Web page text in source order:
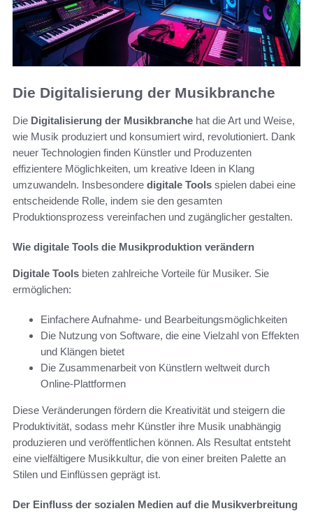
Die Digitalisierung der Musikbranche
Die Digitalisierung der Musikbranche hat die Art und Weise,
wie Musik produziert und konsumiert wird, revolutioniert. Dank
neuer Technologien finden Künstler und Produzenten
effizientere Möglichkeiten, um kreative Ideen in Klang
umzuwandeln. Insbesondere digitale Tools spielen dabei eine
entscheidende Rolle, indem sie den gesamten
Produktionsprozess vereinfachen und zugänglicher gestalten.
Wie digitale Tools die Musikproduktion verändern
Digitale Tools bieten zahlreiche Vorteile für Musiker. Sie
ermöglichen:
Einfachere Aufnahme- und Bearbeitungsmöglichkeiten
Die Nutzung von Software, die eine Vielzahl von Effekten
und Klängen bietet
Die Zusammenarbeit von Künstlern weltweit durch
Online-Plattformen
Diese Veränderungen fördern die Kreativität und steigern die
Produktivität, sodass mehr Künstler ihre Musik unabhängig
produzieren und veröffentlichen können. Als Resultat entsteht
eine vielfältigere Musikkultur, die von einer breiten Palette an
Stilen und Einflüssen geprägt ist.
Der Einfluss der sozialen Medien auf die Musikverbreitung